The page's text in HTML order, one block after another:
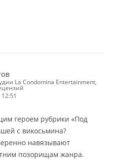
героем рубрики «Под
с викосьмина?
навязывают
позорищам жанра.